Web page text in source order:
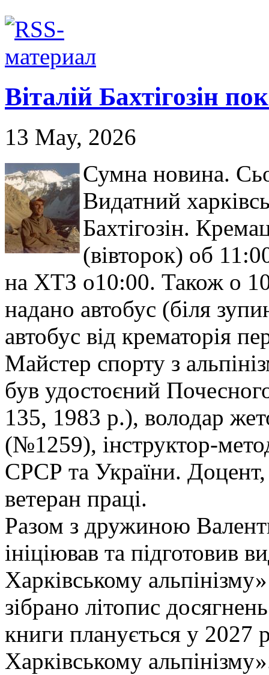
Віталій Бахтігозін
13 May, 2026
Сумна новина.
Видатний
Бахтігозін.
(вівторок) об
на ХТЗ о10:00. Також о
надано автобус (біля
автобус від крематорія
Майстер спорту з
був удостоєний
135, 1983 р.), володар
(№1259), інструктор-
СРСР та України. Доцент,
ветеран праці.
Разом з дружиною
ініціював та підготовив
Харківському
зібрано літопис
книги планується у 2027
Харківському